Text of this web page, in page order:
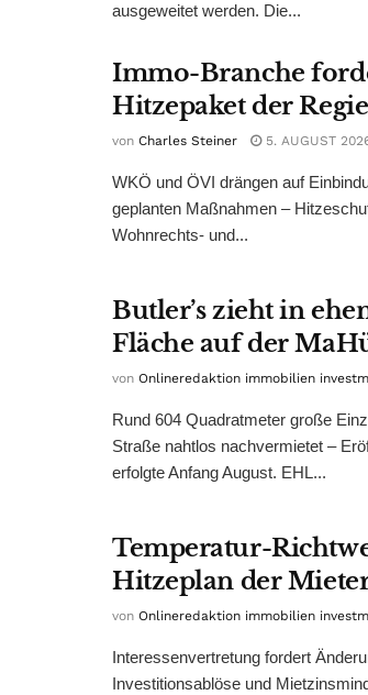
ausgeweitet werden. Die...
Immo-Branche
Hitzepaket der
von Charles Steiner 5. AUGUST
WKÖ und ÖVI drängen auf
geplanten Maßnahmen –
Wohnrechts- und...
Butler’s zieht in
Fläche auf der
von Onlineredaktion immobilien
Rund 604 Quadratmeter große
Straße nahtlos nachvermietet –
erfolgte Anfang August. EHL...
Temperatur-
Hitzeplan der
von Onlineredaktion immobilien
Interessenvertretung fordert
Investitionsablöse und